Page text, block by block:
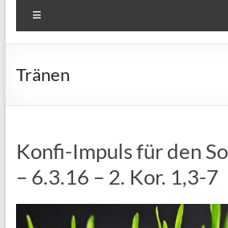
Tränen
Konfi-Impuls für den
– 6.3.16 – 2. Kor. 1,3-7